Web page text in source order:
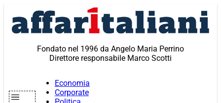
contenuto
Fondato nel 1996 da Angelo Maria Perrino
Direttore responsabile Marco Scotti
Economia
Corporate